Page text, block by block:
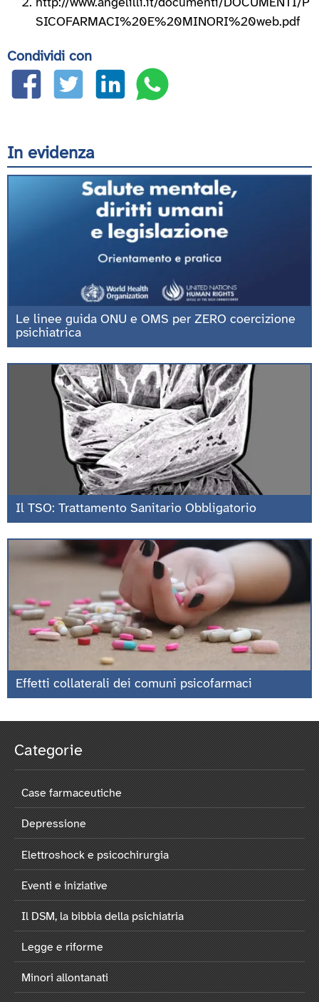
http://www.angelilli.it/documenti/DOCUMENTI/P
SICOFARMACI%20E%20MINORI%20web.pdf
Condividi con
In evidenza
Le linee guida ONU e OMS per ZERO coercizione
psichiatrica
Il TSO: Trattamento Sanitario Obbligatorio
Effetti collaterali dei comuni psicofarmaci
Categorie
Case farmaceutiche
Depressione
Elettroshock e psicochirurgia
Eventi e iniziative
Il DSM, la bibbia della psichiatria
Legge e riforme
Minori allontanati